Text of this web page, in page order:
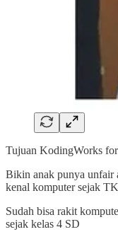
Tujuan KodingWorks
Bikin anak punya unfair
kenal komputer sejak TK
Sudah bisa rakit
sejak kelas 4 SD